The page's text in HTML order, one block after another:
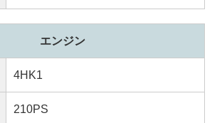
エンジン
4HK1
210PS